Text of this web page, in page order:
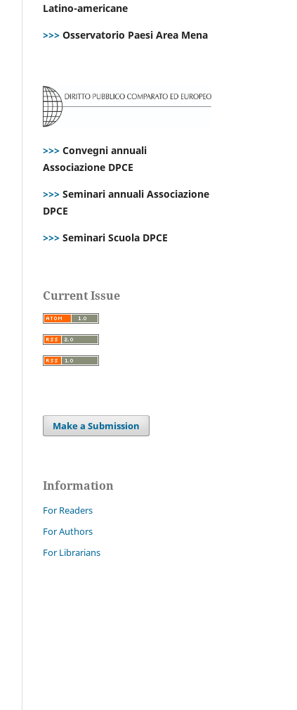
Latino-americane
>>> Osservatorio Paesi Area Mena
>>> Convegni annuali
Associazione DPCE
>>> Seminari annuali Associazione
DPCE
>>> Seminari Scuola DPCE
Current Issue
Make a Submission
Information
For Readers
For Authors
For Librarians